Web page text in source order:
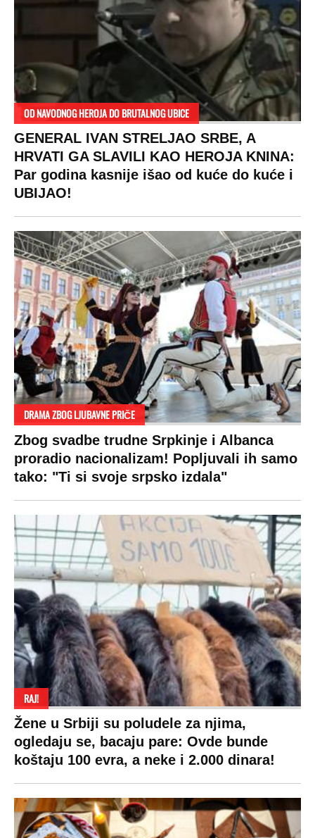
DRAMA ZBOG LJUBAVNE PRIČE
Zbog svadbe trudne Srpkinje i Albanca
proradio nacionalizam! Popljuvali ih samo
tako: "Ti si svoje srpsko izdala"
RAJ!
Žene u Srbiji su poludele za njima,
ogledaju se, bacaju pare: Ovde bunde
koštaju 100 evra, a neke i 2.000 dinara!
SPREMITE SE
Za posnu slavsku trpezu ove godine treba
izdvojiti ozbiljnu sumu novca: Nečija cela
plata ode na svega 20 gostiju
VESTI
Društvo
Hronika
Ekonomija
Beograd
SHOWBIZ
Zvezde
Holivud
Kviz
SPORT
Košarka
Ostali sportovi
Navijači
VIRALNO
Svaštara
Tiktok